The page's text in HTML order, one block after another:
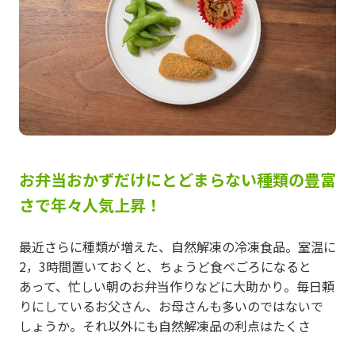
お弁当おかずだけにとどまらない種類の豊富
さで年々人気上昇！
最近さらに種類が増えた、自然解凍の冷凍食品。室温に
2，3時間置いておくと、ちょうど食べごろになると
あって、忙しい朝のお弁当作りなどに大助かり。毎日頼
りにしているお父さん、お母さんも多いのではないで
しょうか。それ以外にも自然解凍品の利点はたくさ